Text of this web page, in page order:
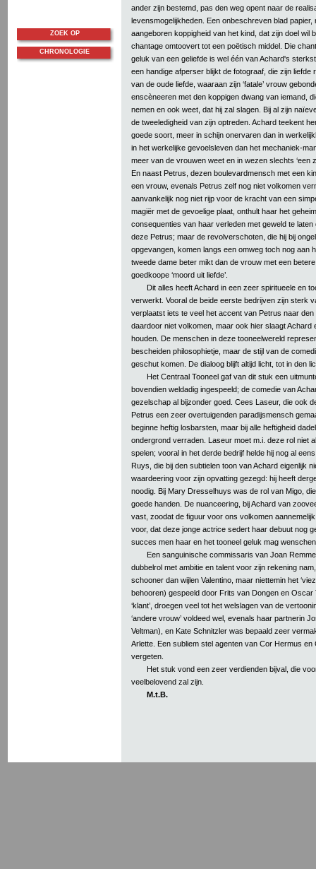
ander zijn bestemd, pas den weg opent naar de
levensmogelijkheden. Een onbeschreven blad papier,
aangeboren koppigheid van het kind, dat zijn doel wil
chantage omtoovert tot een poëtisch middel. Die
geluk van een geliefde is wel één van Achard's
een handige afperser blijkt de fotograaf, die zijn liefde
van de oude liefde, waaraan zijn ‘fatale’ vrouw
enscèneeren met den koppigen dwang van iemand,
nemen en ook weet, dat hij zal slagen. Bij al zijn
de tweeledigheid van zijn optreden. Achard teekent
goede soort, meer in schijn onervaren dan in
in het werkelijke gevoelsleven dan het mechaniek-
meer van de vrouwen weet en in wezen slechts ‘een
En naast Petrus, dezen boulevardmensch met een
een vrouw, evenals Petrus zelf nog niet volkomen
aanvankelijk nog niet rijp voor de kracht van een
magiër met de gevoelige plaat, onthult haar het
consequenties van haar verleden met geweld te
deze Petrus; maar de revolverschoten, die hij bij
opgevangen, komen langs een omweg toch nog aan
tweede dame beter mikt dan de vrouw met een
goedkoope ‘moord uit liefde’.
Dit alles heeft Achard in een zeer spiritueele en
verwerkt. Vooral de beide eerste bedrijven zijn sterk
verplaatst iets te veel het accent van Petrus naar
daardoor niet volkomen, maar ook hier slaagt Achard
houden. De menschen in deze tooneelwereld
bescheiden philosophietje, maar de stijl van de
geschut komen. De dialoog blijft altijd licht, tot in den
Het Centraal Tooneel gaf van dit stuk een
bovendien weldadig ingespeeld; de comedie van
gezelschap al bijzonder goed. Cees Laseur, die ook
Petrus een zeer overtuigenden paradijsmensch
beginne heftig losbarsten, maar bij alle heftigheid
ondergrond verraden. Laseur moet m.i. deze rol niet
spelen; vooral in het derde bedrijf helde hij nog al
Ruys, die bij den subtielen toon van Achard eigenlijk
waardeering voor zijn opvatting gezegd: hij heeft
noodig. Bij Mary Dresselhuys was de rol van Migo, die
goede handen. De nuanceering, bij Achard van
vast, zoodat de figuur voor ons volkomen
voor, dat deze jonge actrice sedert haar debuut nog
succes men haar en het tooneel geluk mag
Een sanguinische commissaris van Joan
dubbelrol met ambitie en talent voor zijn rekening
schooner dan wijlen Valentino, maar niettemin het
behooren) gespeeld door Frits van Dongen en Oscar
‘klant’, droegen veel tot het welslagen van de
‘andere vrouw’ voldeed wel, evenals haar partnerin
Veltman), en Kate Schnitzler was bepaald zeer
Arlette. Een subliem stel agenten van Cor Hermus
vergeten.
Het stuk vond een zeer verdienden bijval, die
veelbelovend zal zijn.
M.t.B.
ZOEK OP
CHRONOLOGIE